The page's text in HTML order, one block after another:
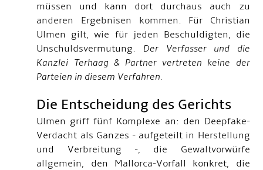
müssen und kann dort durchaus auch zu
anderen Ergebnisen kommen. Für Christian
Ulmen gilt, wie für jeden Beschuldigten, die
Unschuldsvermutung. Der Verfasser und die
Kanzlei Terhaag & Partner vertreten keine der
Parteien in diesem Verfahren.
Die Entscheidung des Gerichts
Ulmen griff fünf Komplexe an: den Deepfake-
Verdacht als Ganzes - aufgeteilt in Herstellung
und Verbreitung -, die Gewaltvorwürfe
allgemein, den Mallorca-Vorfall konkret, die